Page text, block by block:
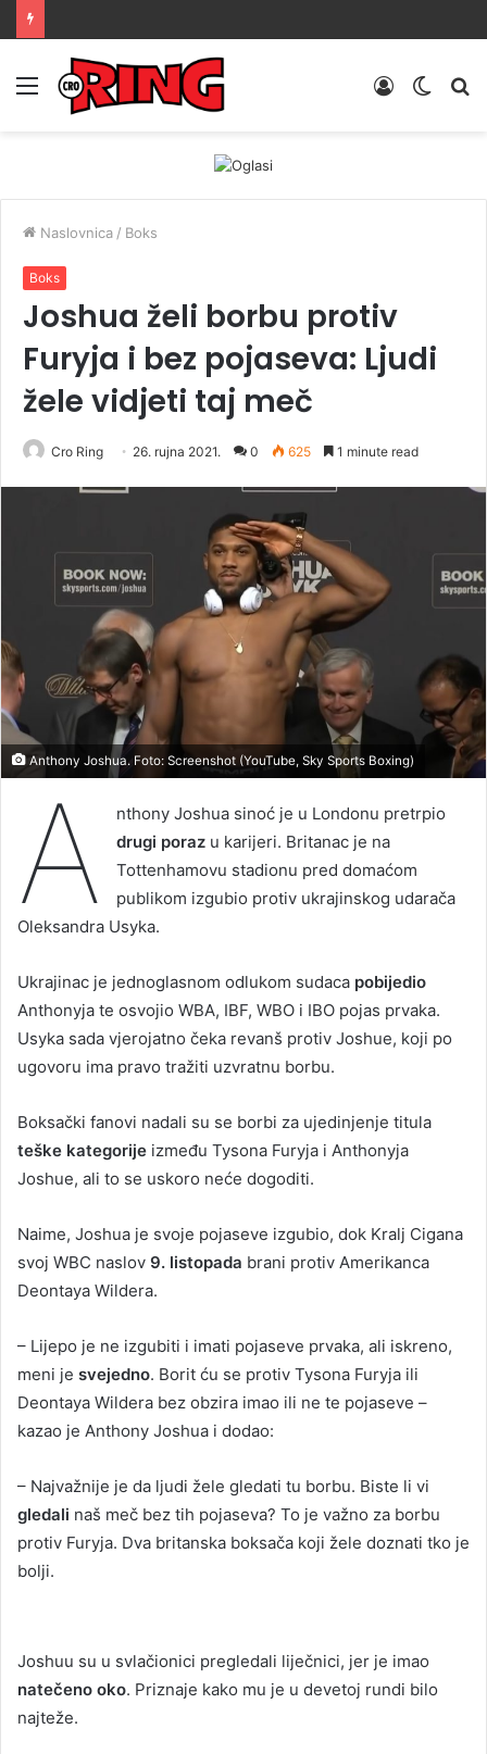
Menu
Switch
Prijava
Naslovnica / Boks
Boks
Joshua želi borbu protiv
Furyja i bez pojaseva: Ljudi
žele vidjeti taj meč
Cro Ring 26. rujna 2021. 0 625 1 minute read
Anthony Joshua. Foto: Screenshot (YouTube, Sky Sports Boxing)
A
nthony Joshua sinoć je u Londonu pretrpio
drugi porazu karijeri. Britanac je na
Tottenhamovu stadionu pred domaćom
publikom izgubio protiv ukrajinskog udarača
Oleksandra Usyka.
Ukrajinac je jednoglasnom odlukom sudaca pobijedio
Anthonyja te osvojio WBA, IBF, WBO i IBO pojas prvaka.
Usyka sada vjerojatno čeka revanš protiv Joshue, koji po
ugovoru ima pravo tražiti uzvratnu borbu.
Boksački fanovi nadali su se borbi za ujedinjenje titula
teške kategorije između Tysona Furyja i Anthonyja
Joshue, ali to se uskoro neće dogoditi.
Naime, Joshua je svoje pojaseve izgubio, dok Kralj Cigana
svoj WBC naslov 9. listopada brani protiv Amerikanca
Deontaya Wildera.
– Lijepo je ne izgubiti i imati pojaseve prvaka, ali iskreno,
meni je svejedno. Borit ću se protiv Tysona Furyja ili
Deontaya Wildera bez obzira imao ili ne te pojaseve –
kazao je Anthony Joshua i dodao:
– Najvažnije je da ljudi žele gledati tu borbu. Biste li vi
gledali naš meč bez tih pojaseva? To je važno za borbu
protiv Furyja. Dva britanska boksača koji žele doznati tko je
bolji.
Joshuu su u svlačionici pregledali liječnici, jer je imao
natečeno oko. Priznaje kako mu je u devetoj rundi bilo
najteže.